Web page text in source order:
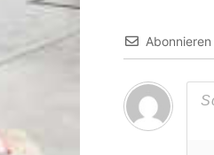
Abonnieren